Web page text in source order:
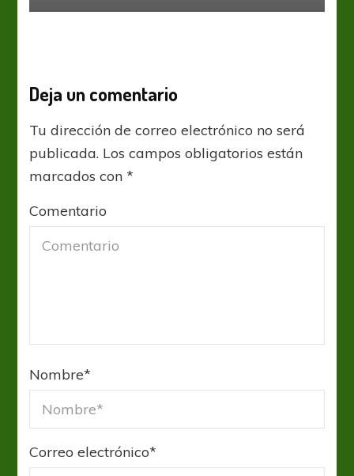
Deja un comentario
Tu dirección de correo electrónico no será
publicada. Los campos obligatorios están
marcados con*
Comentario
Nombre*
Correo electrónico*